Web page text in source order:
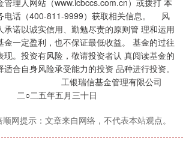
理人网站（www.icbccs.com.cn）或拨打 本
电话（400-811-9999）获取相关信息。 风
承诺以诚实信用、勤勉尽责的原则管 理和运用
金一定盈利，也不保证最低收益。 基金的过往
现。投资有风险，敬请投资者认 真阅读基金的
合自身风险承受能力的投资 品种进行投资。
银瑞信基金管理有限公司
五月三十日
顺网提示：文章来自网络，不代表本站观点。